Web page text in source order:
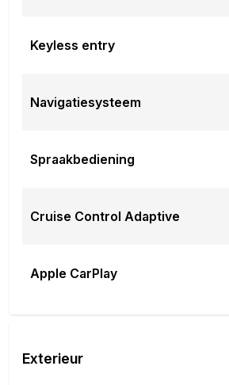
Keyless entry
Navigatiesysteem
Spraakbediening
Cruise Control Adaptive
Apple CarPlay
Exterieur